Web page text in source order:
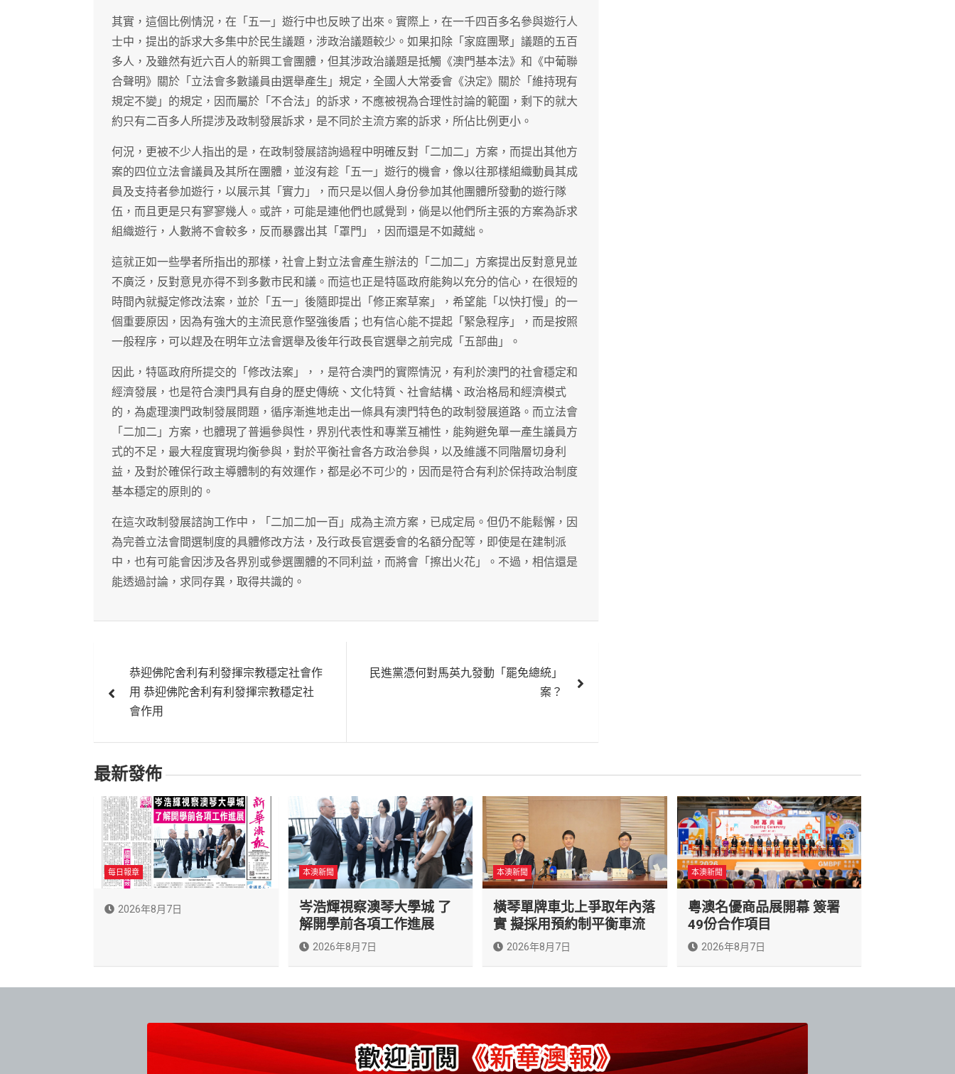
其實，這個比例情況，在「五一」遊行中也反映了出來。實際上，在一千四百多名參與遊行人
士中，提出的訴求大多集中於民生議題，涉政治議題較少。如果扣除「家庭團聚」議題的五百
多人，及雖然有近六百人的新興工會團體，但其涉政治議題是抵觸《澳門基本法》和《中葡聯
合聲明》關於「立法會多數議員由選舉產生」規定，全國人大常委會《決定》關於「維持現有
規定不變」的規定，因而屬於「不合法」的訴求，不應被視為合理性討論的範圍，剩下的就大
約只有二百多人所提涉及政制發展訴求，是不同於主流方案的訴求，所佔比例更小。
何況，更被不少人指出的是，在政制發展諮詢過程中明確反對「二加二」方案，而提出其他方
案的四位立法會議員及其所在團體，並沒有趁「五一」遊行的機會，像以往那樣組織動員其成
員及支持者參加遊行，以展示其「實力」，而只是以個人身份參加其他團體所發動的遊行隊
伍，而且更是只有寥寥幾人。或許，可能是連他們也感覺到，倘是以他們所主張的方案為訴求
組織遊行，人數將不會較多，反而暴露出其「罩門」，因而還是不如藏絀。
這就正如一些學者所指出的那樣，社會上對立法會產生辦法的「二加二」方案提出反對意見並
不廣泛，反對意見亦得不到多數市民和議。而這也正是特區政府能夠以充分的信心，在很短的
時間內就擬定修改法案，並於「五一」後隨即提出「修正案草案」，希望能「以快打慢」的一
個重要原因，因為有強大的主流民意作堅強後盾；也有信心能不提起「緊急程序」，而是按照
一般程序，可以趕及在明年立法會選舉及後年行政長官選舉之前完成「五部曲」。
因此，特區政府所提交的「修改法案」，，是符合澳門的實際情況，有利於澳門的社會穩定和
經濟發展，也是符合澳門具有自身的歷史傳統、文化特質、社會結構、政治格局和經濟模式
的，為處理澳門政制發展問題，循序漸進地走出一條具有澳門特色的政制發展道路。而立法會
「二加二」方案，也體現了普遍參與性，界別代表性和專業互補性，能夠避免單一產生議員方
式的不足，最大程度實現均衡參與，對於平衡社會各方政治參與，以及維護不同階層切身利
益，及對於確保行政主導體制的有效運作，都是必不可少的，因而是符合有利於保持政治制度
基本穩定的原則的。
在這次政制發展諮詢工作中，「二加二加一百」成為主流方案，已成定局。但仍不能鬆懈，因
為完善立法會間選制度的具體修改方法，及行政長官選委會的名額分配等，即使是在建制派
中，也有可能會因涉及各界別或參選團體的不同利益，而將會「擦出火花」。不過，相信還是
能透過討論，求同存異，取得共識的。
章
覽
恭迎佛陀舍利有利發揮宗教穩定社會作
用 恭迎佛陀舍利有利發揮宗教穩定社
會作用
民進黨憑何對馬英九發動「罷免總統」
案？
最新發佈
每日報章
2026年8月7日
本澳新聞
岑浩輝視察澳琴大學城 了
解開學前各項工作進展
2026年8月7日
本澳新聞
橫琴單牌車北上爭取年內落
實 擬採用預約制平衡車流
2026年8月7日
本澳新聞
粵澳名優商品展開幕 簽署
49份合作項目
2026年8月7日